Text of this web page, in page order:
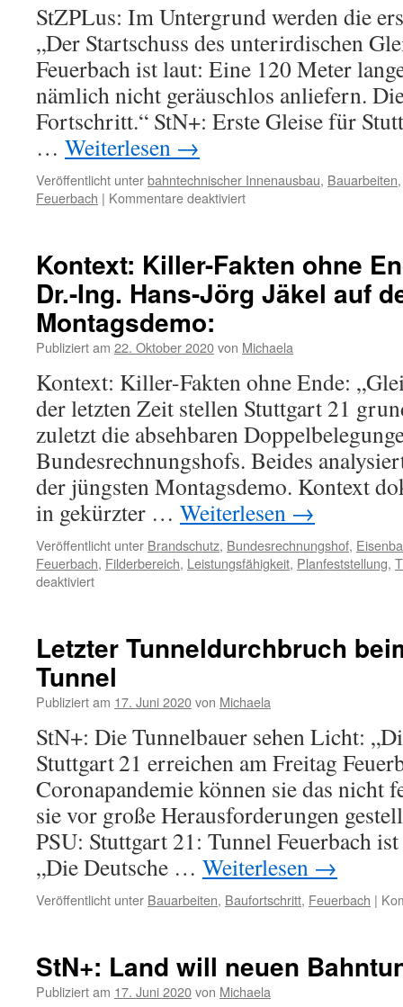
StZPLus: Im Untergrund werden die
„Der Startschuss des unterirdischen
Feuerbach ist laut: Eine 120 Meter
nämlich nicht geräuschlos anliefern.
Fortschritt.“ StN+: Erste Gleise für
… Weiterlesen →
Veröffentlicht unterbahntechnischer Innenausbau, Bauarbeiten
Feuerbach | Kommentare deaktiviert
Kontext: Killer-Fakten ohne
Dr.-Ing. Hans-Jörg Jäkel auf
Montagsdemo:
Publiziert am 22. Oktober 2020von Michaela
Kontext: Killer-Fakten ohne Ende:
der letzten Zeit stellen Stuttgart 21
zuletzt die absehbaren
Bundesrechnungshofs. Beides
der jüngsten Montagsdemo. Kontext
in gekürzter … Weiterlesen →
Veröffentlicht unter Brandschutz, Bundesrechnungshof,
Feuerbach, Filderbereich, Leistungsfähigkeit, Planfeststellung,
deaktiviert
Letzter Tunneldurchbruch
Tunnel
Publiziert am 17. Juni 2020von Michaela
StN+: Die Tunnelbauer sehen Licht:
Stuttgart 21 erreichen am Freitag
Coronapandemie können sie das nicht
sie vor große Herausforderungen
PSU: Stuttgart 21: Tunnel Feuerbach
„Die Deutsche … Weiterlesen →
Veröffentlicht unter Bauarbeiten, Baufortschritt, Feuerbach |
StN+: Land will neuen
Publiziert am 17. Juni 2020von Michaela